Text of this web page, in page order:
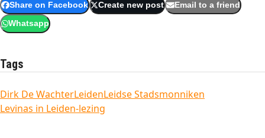
Share on Facebook Create new post Email to a friend
Whatsapp
Tags
Dirk De WachterLeidenLeidse Stadsmonniken
Levinas in Leiden-lezing